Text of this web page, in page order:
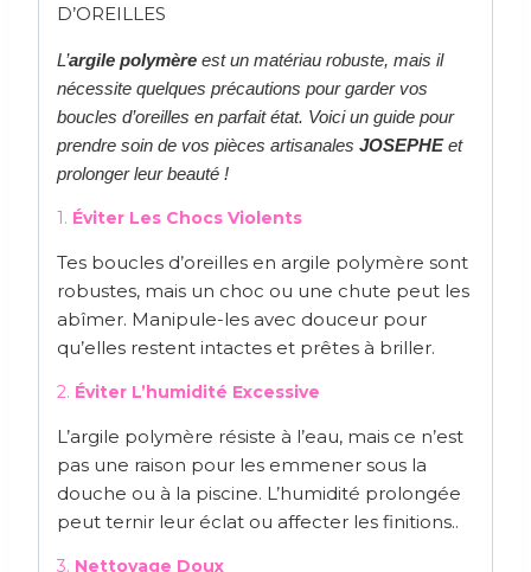
D’OREILLES
L’argile polymère est un matériau robuste, mais il
nécessite quelques précautions pour garder vos
boucles d’oreilles en parfait état. Voici un guide pour
prendre soin de vos pièces artisanales JOSEPHEet
prolonger leur beauté !
1. Éviter Les Chocs Violents
Tes boucles d’oreilles en argile polymère sont
robustes, mais un choc ou une chute peut les
abîmer. Manipule-les avec douceur pour
qu’elles restent intactes et prêtes à briller.
2. Éviter L’humidité Excessive
L’argile polymère résiste à l’eau, mais ce n’est
pas une raison pour les emmener sous la
douche ou à la piscine. L’humidité prolongée
peut ternir leur éclat ou affecter les finitions..
3. Nettoyage Doux